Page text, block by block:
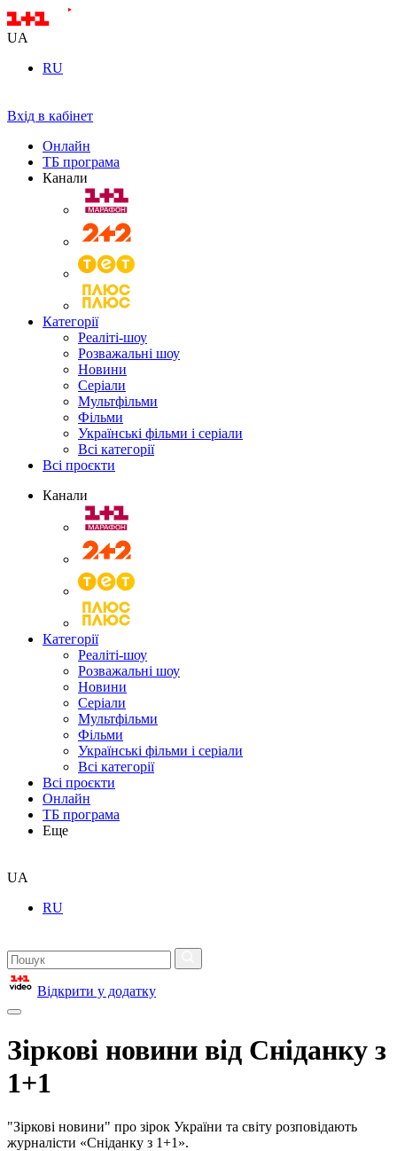
UA
RU
Вхід в кабінет
Онлайн
ТБ програма
Канали
Категорії
Реаліті-шоу
Розважальні шоу
Новини
Серіали
Мультфільми
Фільми
Українські фільми і серіали
Всі категорії
Всі проєкти
Канали
Категорії
Реаліті-шоу
Розважальні шоу
Новини
Серіали
Мультфільми
Фільми
Українські фільми і серіали
Всі категорії
Всі проєкти
Онлайн
ТБ програма
Еще
UA
RU
Відкрити у додатку
Зіркові новини від Сніданку з
1+1
"Зіркові новини" про зірок України та світу розповідають
журналісти «Сніданку з 1+1».